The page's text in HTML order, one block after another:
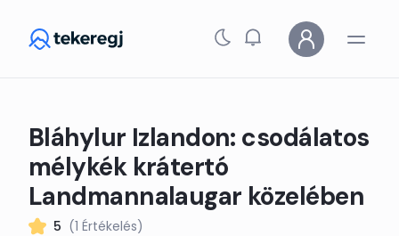
Bláhylur Izlandon: csodálatos
mélykék krátertó
Landmannalaugar közelében
5 (1 Értékelés)